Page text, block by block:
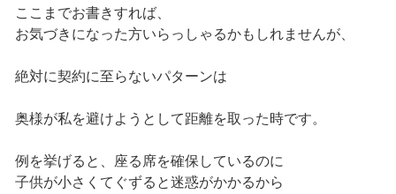
ここまでお書きすれば、
お気づきになった方いらっしゃるかもしれませんが、
絶対に契約に至らないパターンは
奥様が私を避けようとして距離を取った時です。
例を挙げると、座る席を確保しているのに
子供が小さくてぐずると迷惑がかかるから